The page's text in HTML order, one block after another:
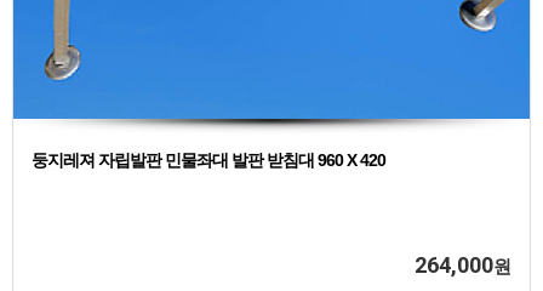
둥지레져 자립발판 민물좌대 발판 받침대 960 X 420
264,000원